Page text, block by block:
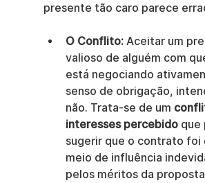
presente tão caro parece
O Conflito: Aceitar um
valioso de alguém com
está negociando
senso de obrigação,
não. Trata-se de um
interesses percebido que
sugerir que o contrato foi
meio de influência
pelos méritos da